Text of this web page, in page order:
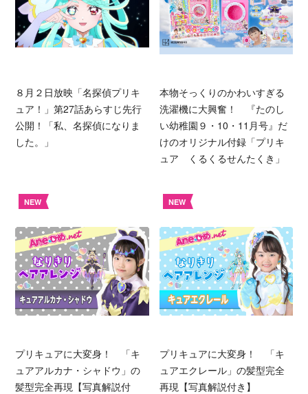
８月２日放映「名探偵プリキ
ュア！」第27話あらすじ先行
公開！「私、名探偵になりま
した。」
本物そっくりのかわいすぎる
洗濯機に大興奮！ 『たのし
い幼稚園９・10・11月号』だ
けのオリジナル付録「プリキ
ュア くるくるせんたくき」
NEW
プリキュアに大変身！ 「キ
ュアアルカナ・シャドウ」の
髪型完全再現【写真解説付
NEW
プリキュアに大変身！ 「キ
ュアエクレール」の髪型完全
再現【写真解説付き】